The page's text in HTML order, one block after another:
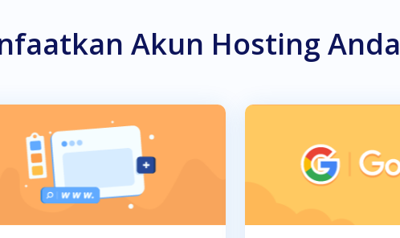
Akun Hosting Anda